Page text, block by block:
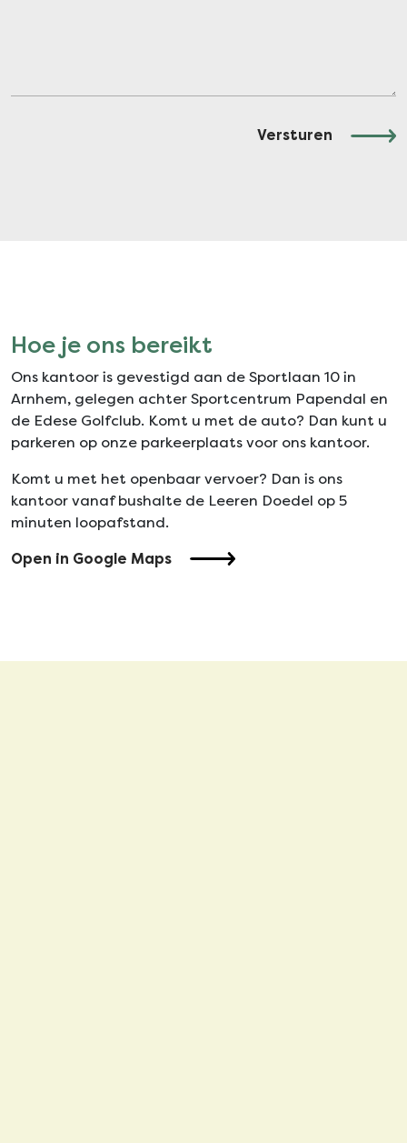
Hoe je ons bereikt
Ons kantoor is gevestigd aan de Sportlaan 10 in
Arnhem, gelegen achter Sportcentrum Papendal en
de Edese Golfclub. Komt u met de auto? Dan kunt u
parkeren op onze parkeerplaats voor ons kantoor.
Komt u met het openbaar vervoer? Dan is ons
kantoor vanaf bushalte de Leeren Doedel op 5
minuten loopafstand.
Open in Google Maps